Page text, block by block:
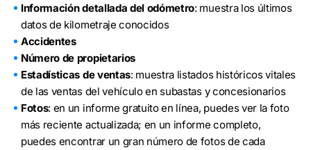
Información detallada del odómetro: muestra los últimos
datos de kilometraje conocidos
Accidentes
Número de propietarios
Estadísticas de ventas: muestra listados históricos vitales
de las ventas del vehículo en subastas y concesionarios
Fotos: en un informe gratuito en línea, puedes ver la foto
más reciente actualizada; en un informe completo,
puedes encontrar un gran número de fotos de cada